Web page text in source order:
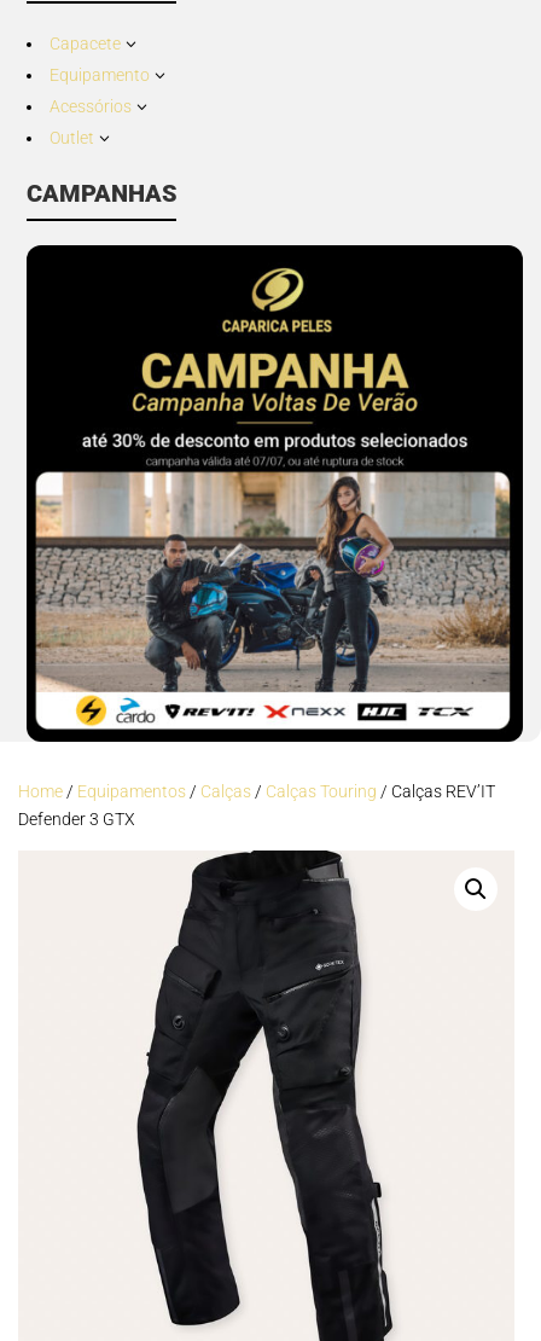
Capacete 3
Equipamento 3
Acessórios 3
Outlet 3
CAMPANHAS
Home/ Equipamentos/ Calças/ Calças Touring / Calças REV’IT
Defender 3 GTX